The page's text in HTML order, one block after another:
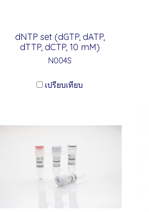
dNTP set (dGTP, dATP,
dTTP, dCTP, 10 mM)
N004S
เปรียบเทียบ